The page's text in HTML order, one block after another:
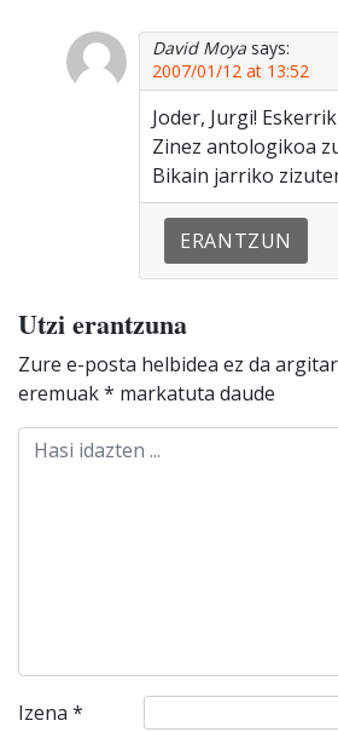
David Moya says:
2007/01/12 at 13:52
Joder, Jurgi!
Zinez antologikoa
Bikain jarriko
ERANTZUN
Utzi erantzuna
Zure e-posta helbidea ez da
eremuak* markatuta daude
Izena *